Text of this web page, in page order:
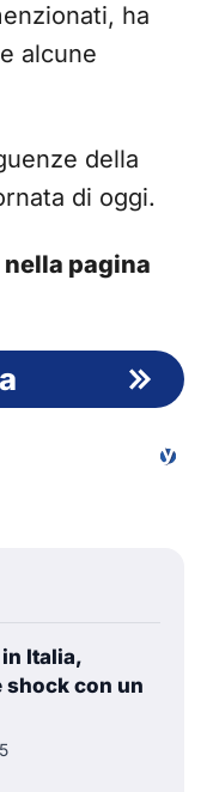
ha
alcune
della
di oggi.
pagina
Italia,
shock con un